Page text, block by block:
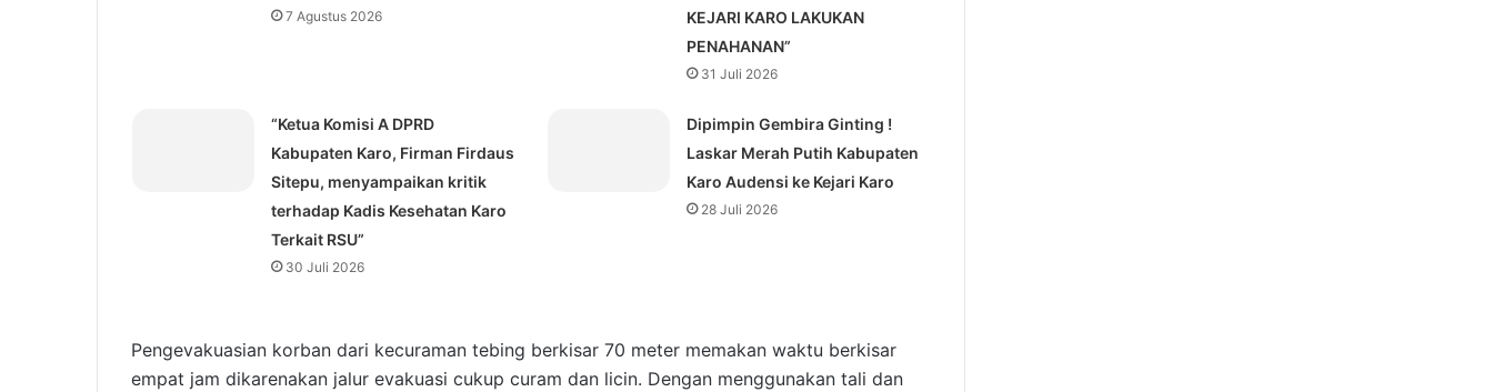
7 Agustus 2026
KEJARI KARO LAKUKAN
PENAHANAN”
31 Juli 2026
“Ketua Komisi A DPRD
Kabupaten Karo, Firman Firdaus
Sitepu, menyampaikan kritik
terhadap Kadis Kesehatan Karo
Terkait RSU”
30 Juli 2026
Dipimpin Gembira Ginting !
Laskar Merah Putih Kabupaten
Karo Audensi ke Kejari Karo
28 Juli 2026
Pengevakuasian korban dari kecuraman tebing berkisar 70 meter memakan waktu berkisar
empat jam dikarenakan jalur evakuasi cukup curam dan licin. Dengan menggunakan tali dan